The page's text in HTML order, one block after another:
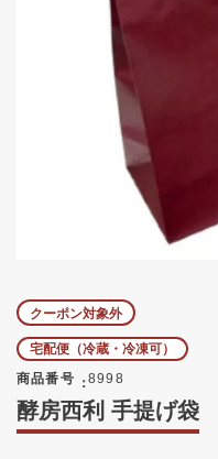
クーポン対象外
宅配便（冷蔵・冷凍可）
商品番号
8998
酵房西利 手提げ袋